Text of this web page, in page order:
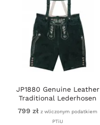
JP1880 Genuine Leather
Traditional Lederhosen
Shorts Green
799 zł z wliczonym podatkiem
PTiU